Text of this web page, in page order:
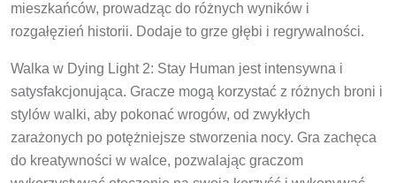
mieszkańców, prowadząc do różnych wyników i
rozgałęzień historii. Dodaje to grze głębi i regrywalności.
Walka w Dying Light 2: Stay Human jest intensywna i
satysfakcjonująca. Gracze mogą korzystać z różnych broni i
stylów walki, aby pokonać wrogów, od zwykłych
zarażonych po potężniejsze stworzenia nocy. Gra zachęca
do kreatywności w walce, pozwalając graczom